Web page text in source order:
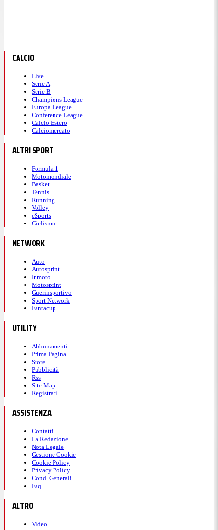
CALCIO
Live
Serie A
Serie B
Champions League
Europa League
Conference League
Calcio Estero
Calciomercato
ALTRI SPORT
Formula 1
Motomondiale
Basket
Tennis
Running
Volley
eSports
Ciclismo
NETWORK
Auto
Autosprint
Inmoto
Motosprint
Guerinsportivo
Sport Network
Fantacup
UTILITY
Abbonamenti
Prima Pagina
Store
Pubblicità
Rss
Site Map
Registrati
ASSISTENZA
Contatti
La Redazione
Nota Legale
Gestione Cookie
Cookie Policy
Privacy Policy
Cond. Generali
Faq
ALTRO
Video